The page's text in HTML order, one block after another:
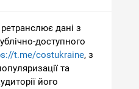
дані з
доступного
t.me/costukraine, з
та
його